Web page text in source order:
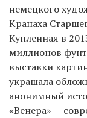
немецкого
Кранаха
Купленная в
миллионов
выставки
украшала
анонимный
«Венера» —